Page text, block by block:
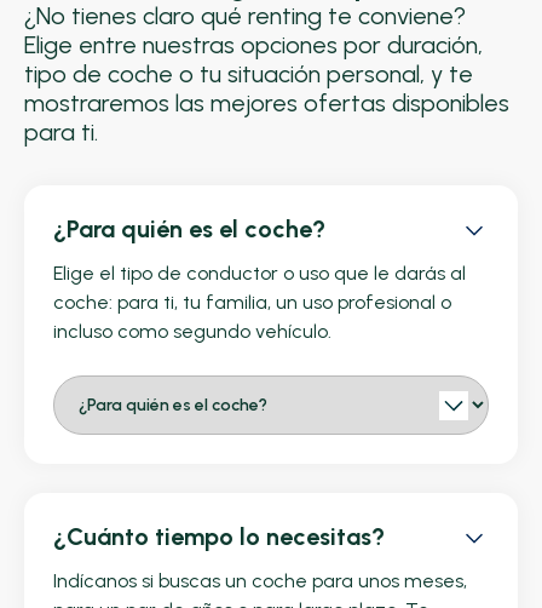
¿No tienes claro qué renting te conviene?
Elige entre nuestras opciones por duración,
tipo de coche o tu situación personal, y te
mostraremos las mejores ofertas disponibles
para ti.
¿Para quién es el coche?
Elige el tipo de conductor o uso que le darás al
coche: para ti, tu familia, un uso profesional o
incluso como segundo vehículo.
¿Cuánto tiempo lo necesitas?
Indícanos si buscas un coche para unos meses,